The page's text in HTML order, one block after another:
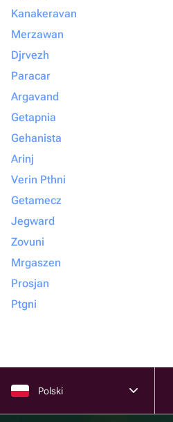
Kanakeravan
Merzawan
Djrvezh
Paracar
Argavand
Getapnia
Gehanista
Arinj
Verin Pthni
Getamecz
Jegward
Zovuni
Mrgaszen
Prosjan
Ptgni
Polski